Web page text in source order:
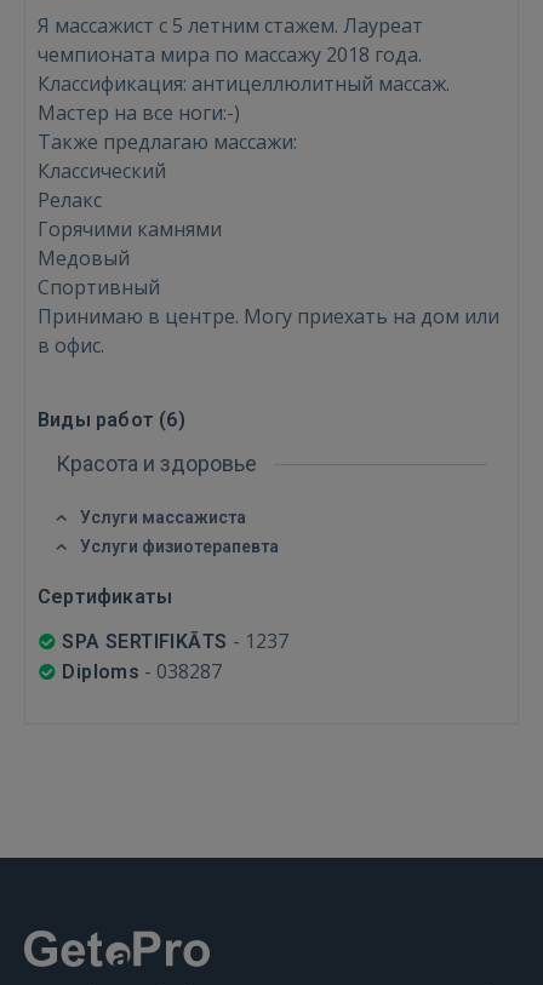
Забыли пароль?
 Sign in with Apple
Я массажист с 5 летним стажем. Лауреат
чемпионата мира по массажу 2018 года.
Классификация: антицеллюлитный массаж.
Мастер на все ноги:-)
Также предлагаю массажи:
Классический
Релакс
Горячими камнями
Медовый
Спортивный
Принимаю в центре. Могу приехать на дом или
в офис.
Виды работ (6)
Красота и здоровье
Услуги массажиста
Услуги физиотерапевта
Сертификаты
SPA SERTIFIKĀTS - 1237
Diploms - 038287